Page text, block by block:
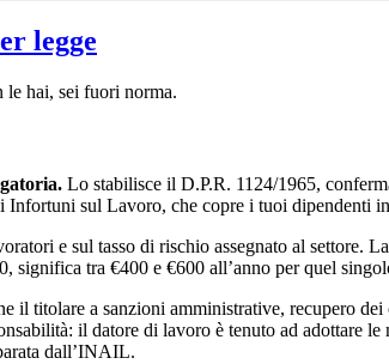
legge
le hai, sei fuori norma.
Lo stabilisce il D.P.R. 1124/1965,
sul Lavoro, che copre i tuoi dipendenti
e sul tasso di rischio assegnato al settore.
significa tra €400 e €600 all’anno per quel
il titolare a sanzioni amministrative, recupero
il datore di lavoro è tenuto ad adottare
dall’INAIL.